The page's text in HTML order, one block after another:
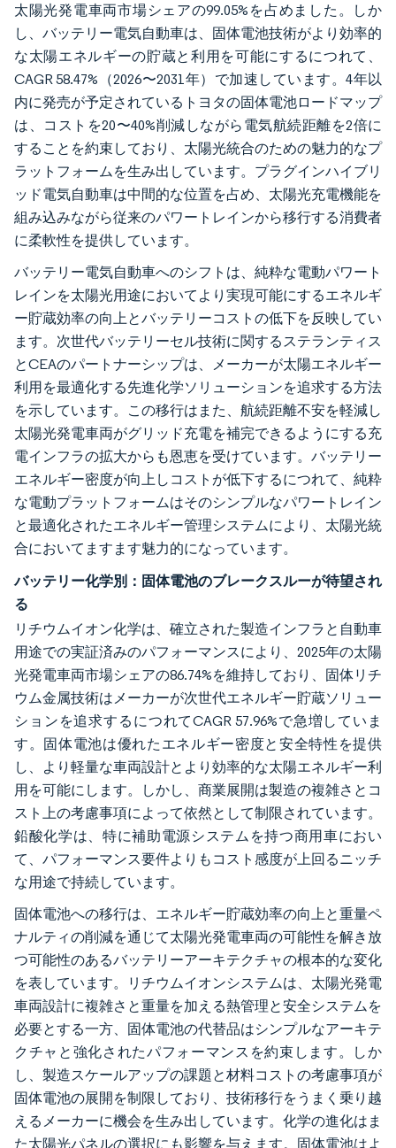
太陽光発電車両市場シェアの99.05%を占めました。しか
し、バッテリー電気自動車は、固体電池技術がより効率的
な太陽エネルギーの貯蔵と利用を可能にするにつれて、
CAGR 58.47%（2026〜2031年）で加速しています。4年以
内に発売が予定されているトヨタの固体電池ロードマップ
は、コストを20〜40%削減しながら電気航続距離を2倍に
することを約束しており、太陽光統合のための魅力的なプ
ラットフォームを生み出しています。プラグインハイブリ
ッド電気自動車は中間的な位置を占め、太陽光充電機能を
組み込みながら従来のパワートレインから移行する消費者
に柔軟性を提供しています。
バッテリー電気自動車へのシフトは、純粋な電動パワート
レインを太陽光用途においてより実現可能にするエネルギ
ー貯蔵効率の向上とバッテリーコストの低下を反映してい
ます。次世代バッテリーセル技術に関するステランティス
とCEAのパートナーシップは、メーカーが太陽エネルギー
利用を最適化する先進化学ソリューションを追求する方法
を示しています。この移行はまた、航続距離不安を軽減し
太陽光発電車両がグリッド充電を補完できるようにする充
電インフラの拡大からも恩恵を受けています。バッテリー
エネルギー密度が向上しコストが低下するにつれて、純粋
な電動プラットフォームはそのシンプルなパワートレイン
と最適化されたエネルギー管理システムにより、太陽光統
合においてますます魅力的になっています。
バッテリー化学別：固体電池のブレークスルーが待望され
る
リチウムイオン化学は、確立された製造インフラと自動車
用途での実証済みのパフォーマンスにより、2025年の太陽
光発電車両市場シェアの86.74%を維持しており、固体リチ
ウム金属技術はメーカーが次世代エネルギー貯蔵ソリュー
ションを追求するにつれてCAGR 57.96%で急増していま
す。固体電池は優れたエネルギー密度と安全特性を提供
し、より軽量な車両設計とより効率的な太陽エネルギー利
用を可能にします。しかし、商業展開は製造の複雑さとコ
スト上の考慮事項によって依然として制限されています。
鉛酸化学は、特に補助電源システムを持つ商用車におい
て、パフォーマンス要件よりもコスト感度が上回るニッチ
な用途で持続しています。
固体電池への移行は、エネルギー貯蔵効率の向上と重量ペ
ナルティの削減を通じて太陽光発電車両の可能性を解き放
つ可能性のあるバッテリーアーキテクチャの根本的な変化
を表しています。リチウムイオンシステムは、太陽光発電
車両設計に複雑さと重量を加える熱管理と安全システムを
必要とする一方、固体電池の代替品はシンプルなアーキテ
クチャと強化されたパフォーマンスを約束します。しか
し、製造スケールアップの課題と材料コストの考慮事項が
固体電池の展開を制限しており、技術移行をうまく乗り越
えるメーカーに機会を生み出しています。化学の進化はま
た太陽光パネルの選択にも影響を与えます。固体電池はよ